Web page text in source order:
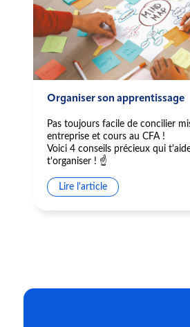
Organiser son apprentissage
Pas toujours facile de concilier
entreprise et cours au CFA !
Voici 4 conseils précieux qui
t'organiser ! ☝️
Lire l'article